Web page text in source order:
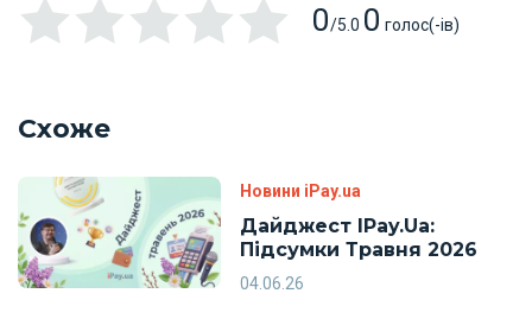
0/5.0 0 голос(-ів)
Схоже
Новини iPay.ua
Дайджест IPay.ua:
Підсумки Травня 2026
04.06.26